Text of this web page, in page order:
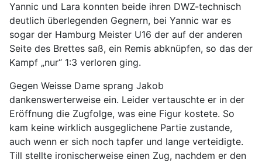
Yannic und Lara konnten beide ihren DWZ-technisch
deutlich überlegenden Gegnern, bei Yannic war es
sogar der Hamburg Meister U16 der auf der anderen
Seite des Brettes saß, ein Remis abknüpfen, so das der
Kampf „nur“ 1:3 verloren ging.
Gegen Weisse Dame sprang Jakob
dankenswerterweise ein. Leider vertauschte er in der
Eröffnung die Zugfolge, was eine Figur kostete. So
kam keine wirklich ausgeglichene Partie zustande,
auch wenn er sich noch tapfer und lange verteidigte.
Till stellte ironischerweise einen Zug, nachdem er den